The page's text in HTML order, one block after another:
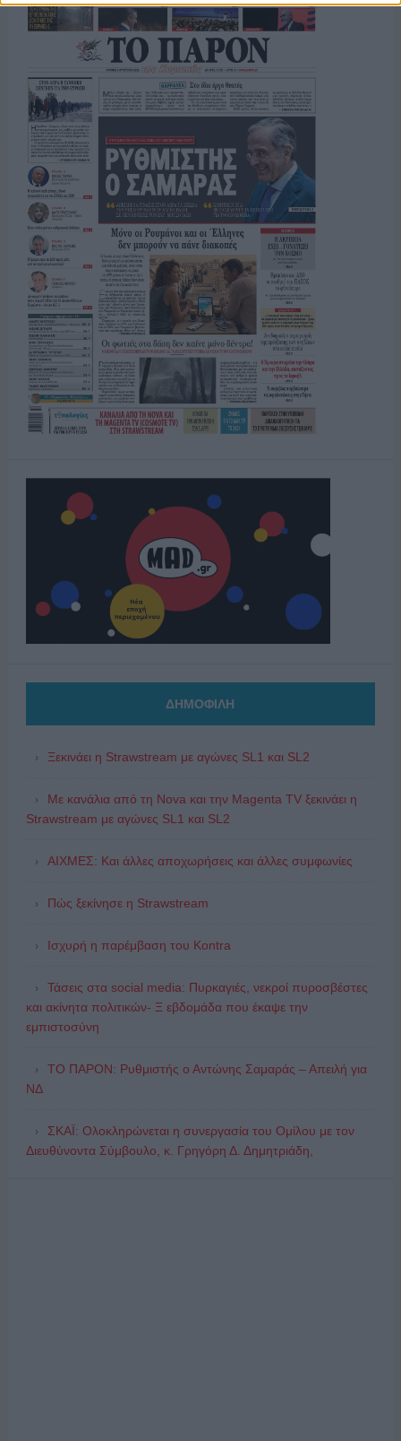
ΔΗΜΟΦΙΛΗ
Ξεκινάει η Strawstream με αγώνες SL1 και SL2
Με κανάλια από τη Nova και την Magenta TV ξεκινάει η
Strawstream με αγώνες SL1 και SL2
ΑΙΧΜΕΣ: Και άλλες αποχωρήσεις και άλλες συμφωνίες
Πώς ξεκίνησε η Strawstream
Ισχυρή η παρέμβαση του Kontra
Τάσεις στα social media: Πυρκαγιές, νεκροί πυροσβέστες
και ακίνητα πολιτικών- Ξ εβδομάδα που έκαψε την
εμπιστοσύνη
ΤΟ ΠΑΡΟΝ: Ρυθμιστής ο Αντώνης Σαμαράς – Απειλή για
ΝΔ
ΣΚΑΪ: Ολοκληρώνεται η συνεργασία του Ομίλου με τον
Διευθύνοντα Σύμβουλο, κ. Γρηγόρη Δ. Δημητριάδη,